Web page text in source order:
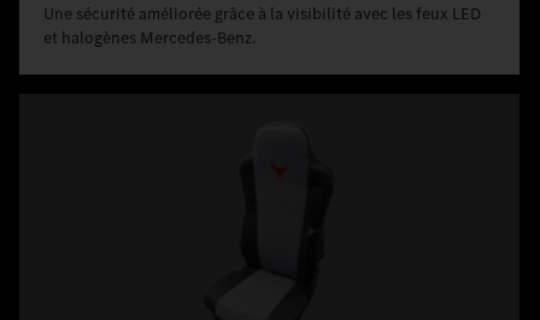
Une sécurité améliorée grâce à la visibilité avec les feux LED
et halogènes Mercedes-Benz.